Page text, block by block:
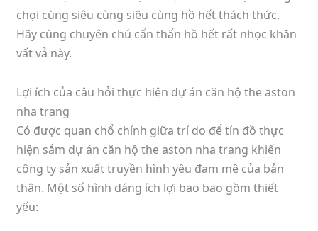
chọi cùng siêu cùng siêu cùng hồ hết thách thức.
Hãy cùng chuyên chú cẩn thẩn hồ hết rất nhọc khăn
vất vả này.
Lợi ích của câu hỏi thực hiện dự án căn hộ the aston
nha trang
Có được quan chổ chính giữa trí do để tín đồ thực
hiện sắm dự án căn hộ the aston nha trang khiến
công ty sản xuất truyền hình yêu đam mê của bản
thân. Một số hình dáng ích lợi bao bao gồm thiết
yếu: